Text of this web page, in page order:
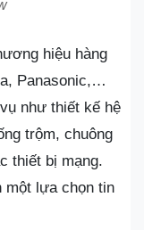
hiệu hàng
Panasonic,…
như thiết kế hệ
trộm, chuông
thiết bị mạng.
một lựa chọn tin